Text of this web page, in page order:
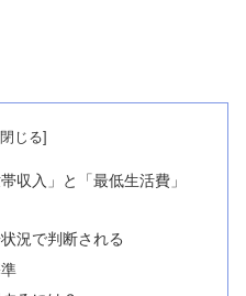
収入」と「最低生活費」
況で判断される